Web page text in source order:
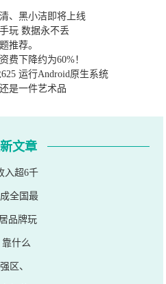
、黑小洁即将上线
玩 数据永不丢
推荐。
费下降约为60%！
运行Android原生系统
是一件艺术品
文章
入超6千
全国最
品牌玩
什么
区、